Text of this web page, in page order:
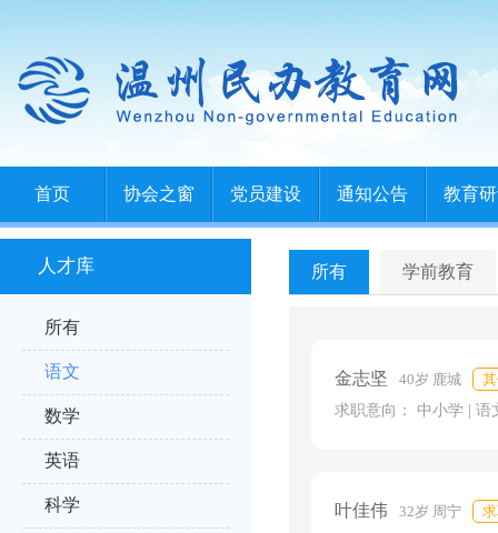
首页 协会之窗 党员建设 通知公告 教育
人才库
所有
语文
数学
英语
科学
所有 学前教育
金志坚 40岁 鹿城
求职意向： 中小学 | 语
叶佳伟 32岁 周宁